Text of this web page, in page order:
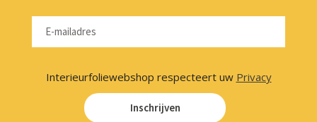
Interieurfoliewebshop respecteert uw Privacy
Inschrijven